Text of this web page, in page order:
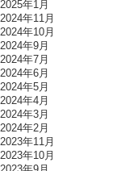
2025年1月
2024年11月
2024年10月
2024年9月
2024年7月
2024年6月
2024年5月
2024年4月
2024年3月
2024年2月
2023年11月
2023年10月